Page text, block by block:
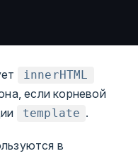
innerHTML
если корневой
template .
в